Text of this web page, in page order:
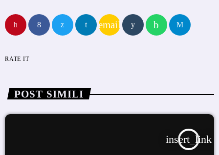
email
RATE IT
POST SIMILI
insert_link